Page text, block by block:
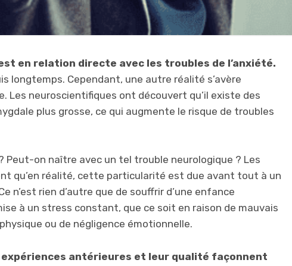
en relation directe avec les troubles de l’anxiété.
longtemps. Cependant, une autre réalité s’avère
Les neuroscientifiques ont découvert qu’il existe des
plus grosse, ce qui augmente le risque de troubles
Peut-on naître avec un tel trouble neurologique ? Les
qu’en réalité, cette particularité est due avant tout à un
n’est rien d’autre que de souffrir d’une enfance
à un stress constant, que ce soit en raison de mauvais
ou de négligence émotionnelle.
expériences antérieures et leur qualité façonnent